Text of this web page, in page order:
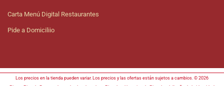
Carta Menú Digital Restaurantes
Pide a Domiciliio
Los precios en la tienda pueden variar. Los precios y las ofertas están sujetos a cambios. © 2026